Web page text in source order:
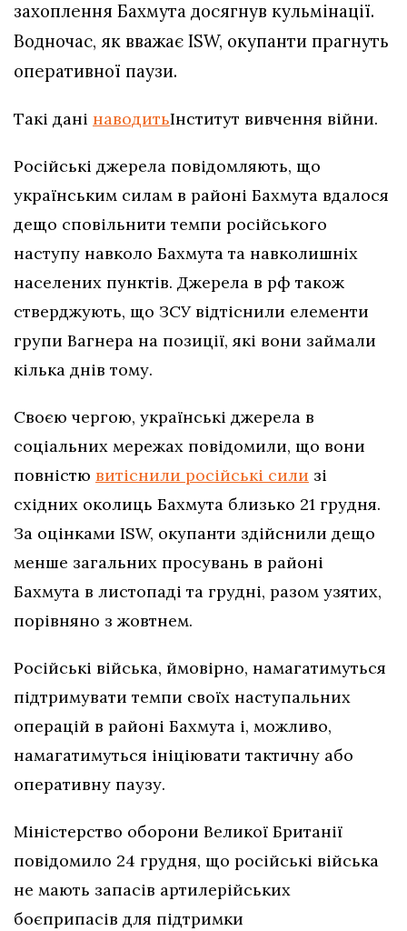
захоплення Бахмута досягнув кульмінації.
Водночас, як вважає ISW, окупанти прагнуть
оперативної паузи.
Такі дані наводитьІнститут вивчення війни.
Російські джерела повідомляють, що
українським силам в районі Бахмута вдалося
дещо сповільнити темпи російського
наступу навколо Бахмута та навколишніх
населених пунктів. Джерела в рф також
стверджують, що ЗСУ відтіснили елементи
групи Вагнера на позиції, які вони займали
кілька днів тому.
Своєю чергою, українські джерела в
соціальних мережах повідомили, що вони
повністю витіснили російські сили зі
східних околиць Бахмута близько 21 грудня.
За оцінками ISW, окупанти здійснили дещо
менше загальних просувань в районі
Бахмута в листопаді та грудні, разом узятих,
порівняно з жовтнем.
Російські війська, ймовірно, намагатимуться
підтримувати темпи своїх наступальних
операцій в районі Бахмута і, можливо,
намагатимуться ініціювати тактичну або
оперативну паузу.
Міністерство оборони Великої Британії
повідомило 24 грудня, що російські війська
не мають запасів артилерійських
боєприпасів для підтримки